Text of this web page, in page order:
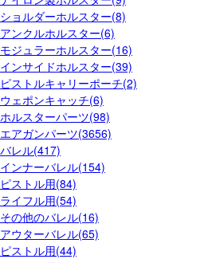
ショルダーホルスター(8)
アンクルホルスター(6)
モジュラーホルスター(16)
インサイドホルスター(39)
ピストルキャリーポーチ(2)
ウェポンキャッチ(6)
ホルスターパーツ(98)
エアガンパーツ(3656)
バレル(417)
インナーバレル(154)
ピストル用(84)
ライフル用(54)
その他のバレル(16)
アウターバレル(65)
ピストル用(44)